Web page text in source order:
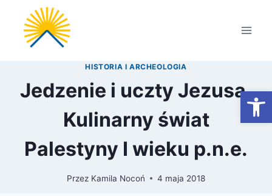
Przejdź
treści
HISTORIA I ARCHEOLOGIA
Jedzenie i uczty Jezusa.
Kulinarny świat
Palestyny I wieku p.n.e.
Przez Kamila Nocoń 4 maja 2018